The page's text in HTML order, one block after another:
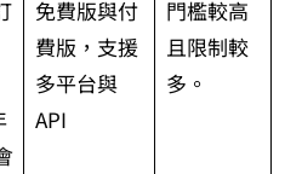
免費版與付
費版，支援
多平台與
API
門檻較高
且限制較
多。